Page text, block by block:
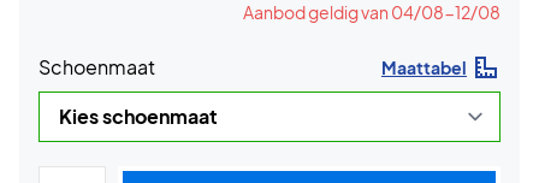
Aanbod geldig van 04/08-12/08
Schoenmaat Maattabel